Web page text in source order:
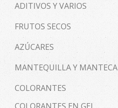
ADITIVOS Y VARIOS
FRUTOS SECOS
AZÚCARES
MANTEQUILLA Y MANTECA
COLORANTES